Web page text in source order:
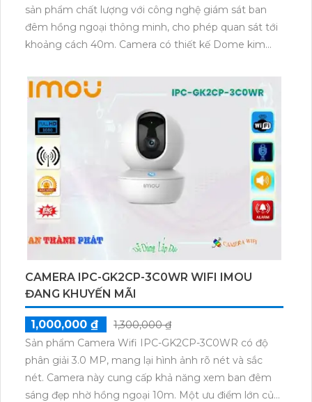
sản phẩm chất lượng với công nghệ giám sát ban
đêm hồng ngoại thông minh, cho phép quan sát tới
khoảng cách 40m. Camera có thiết kế Dome kim
nghệ IP, đảm bảo cho hình ảnh sắc nét và chất
lượng. Đặc biệt, sản phẩm tích hợp công nghệ AI cho
dự án chuyên dụng, giúp tiết kiệm 50% dung lượng
với các định dạng H.265+/H.265/H.264+/H.264.
Camera giám sát HD IP KX-CAi2204MN2-A là lựa
chọn tuyệt vời cho việc lắp đặt tại văn phòng hoặc
các dự án chuyên nghiệp.
CAMERA IPC-GK2CP-3C0WR WIFI IMOU
ĐANG KHUYẾN MÃI
1,000,000 ₫
1,300,000 ₫
Sản phẩm Camera Wifi IPC-GK2CP-3C0WR có độ
phân giải 3.0 MP, mang lại hình ảnh rõ nét và sắc
nét. Camera này cung cấp khả năng xem ban đêm
sáng đẹp nhờ hồng ngoại 10m. Một ưu điểm lớn của